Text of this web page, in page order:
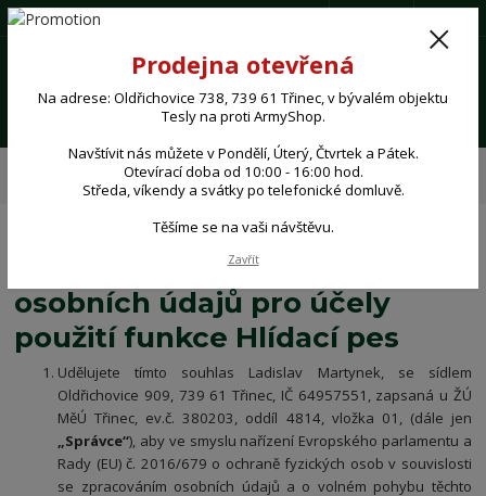
(+420) 724 062 293
Souhlas se zpracováním osobních údajů pro účely použití funkce
Souhlas se zpracováním
osobních údajů pro účely
použití funkce Hlídací pes
Udělujete tímto souhlas Ladislav Martynek, se sídlem
Oldřichovice 909, 739 61 Třinec, IČ 64957551, zapsaná u ŽÚ
MěÚ Třinec, ev.č. 380203, oddíl 4814, vložka 01, (dále jen
„Správce“), aby ve smyslu nařízení Evropského parlamentu a
Rady (EU) č. 2016/679 o ochraně fyzických osob v souvislosti
se zpracováním osobních údajů a o volném pohybu těchto
Prodejna otevřená
Na adrese: Oldřichovice 738, 739 61 Třinec, v bývalém objektu
Tesly na proti ArmyShop.
Navštívit nás můžete v Pondělí, Úterý, Čtvrtek a Pátek.
Otevírací doba od 10:00 - 16:00 hod.
Středa, víkendy a svátky po telefonické domluvě.
Těšíme se na vaši návštěvu.
Zavřít